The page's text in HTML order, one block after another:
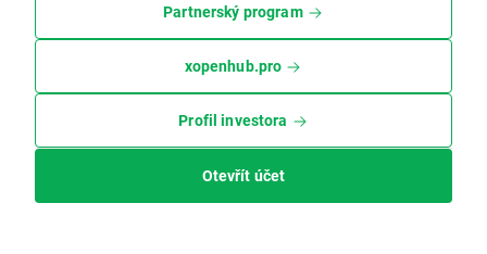
Partnerský program
xopenhub.pro
Profil investora
Otevřít účet